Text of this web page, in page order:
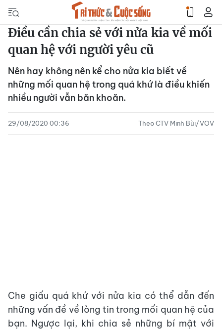
Điều cần chia sẻ với nửa kia về mối
quan hệ với người yêu cũ
Nên hay không nên kể cho nửa kia biết về
những mối quan hệ trong quá khứ là điều khiến
nhiều người vẫn băn khoăn.
29/08/2020 00:36 Theo CTV Minh Bùi/VOV
Che giấu quá khứ với nửa kia có thể dẫn đến
những vấn đề về lòng tin trong mối quan hệ của
bạn. Ngược lại, khi chia sẻ những bí mật với